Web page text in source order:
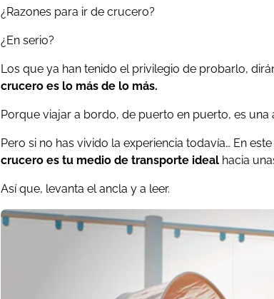
¿Razones para ir de crucero?
¿En serio?
Los que ya han tenido el privilegio de probarlo,
crucero es lo más de lo más.
Porque viajar a bordo, de puerto en puerto, es una
Pero si no has vivido la experiencia todavía… En
crucero es tu medio de transporte ideal hacia
Así que, levanta el ancla y a leer.